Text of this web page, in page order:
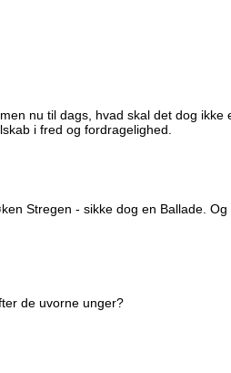
nu til dags, hvad skal det dog
i fred og fordragelighed.
Stregen - sikke dog en Ballade.
de uvorne unger?